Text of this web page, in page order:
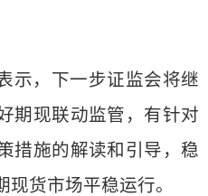
示，下一步证监会将继
期现联动监管，有针对
措施的解读和引导，稳
货市场平稳运行。